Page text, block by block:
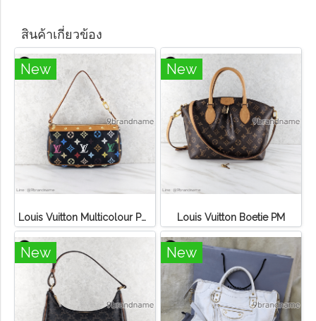
สินค้าเกี่ยวข้อง
New
Louis Vuitton Multicolour Pochette Canvas
New
Louis Vuitton Boetie PM
New New